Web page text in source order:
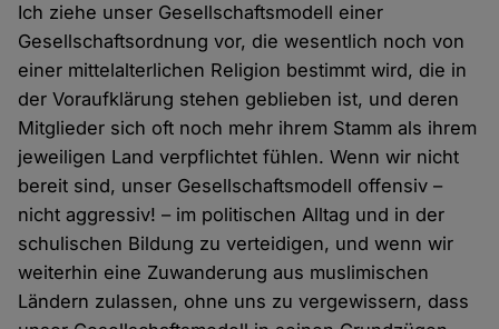
Ich ziehe unser Gesellschaftsmodell einer
Gesellschaftsordnung vor, die wesentlich noch von
einer mittelalterlichen Religion bestimmt wird, die in
der Voraufklärung stehen geblieben ist, und deren
Mitglieder sich oft noch mehr ihrem Stamm als ihrem
jeweiligen Land verpflichtet fühlen. Wenn wir nicht
bereit sind, unser Gesellschaftsmodell offensiv –
nicht aggressiv! – im politischen Alltag und in der
schulischen Bildung zu verteidigen, und wenn wir
weiterhin eine Zuwanderung aus muslimischen
Ländern zulassen, ohne uns zu vergewissern, dass